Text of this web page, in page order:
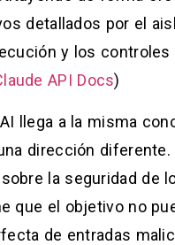
detallados por el
y los controles
API Docs)
llega a la misma
dirección diferente.
la seguridad de
que el objetivo no
de entradas